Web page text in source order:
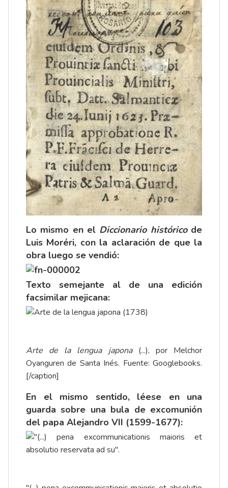
Lo mismo en el Diccionario históricode
Luis Moréri, con la aclaración de que la
obra luego se vendió:
Texto semejante al de una edición
facsimilar mejicana:
Arte de la lengua japona(...), por Melchor
Oyanguren de Santa Inés. Fuente: Googlebooks.
[/caption]
En el mismo sentido, léese en una
guarda sobre una bula de excomunión
del papa Alejandro VII (1599-1677):